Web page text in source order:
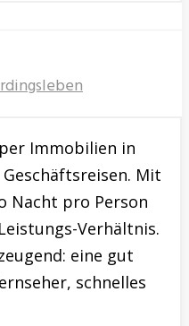
Immobilien in
Mit
Nacht pro Person
Verhältnis.
eine gut
schnelles